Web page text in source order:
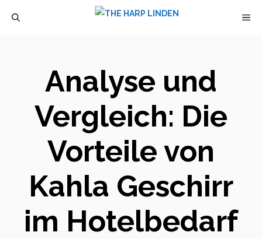
Analyse und
Vergleich: Die
Vorteile von
Kahla Geschirr
im Hotelbedarf